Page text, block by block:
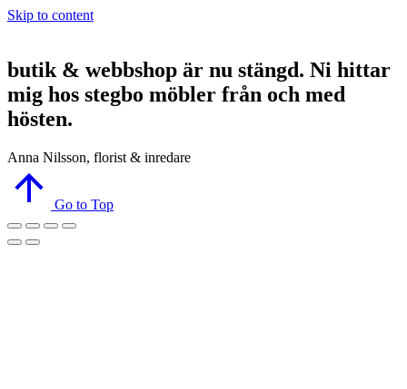
Skip to content
butik & webbshop är nu stängd. Ni hittar
mig hos stegbo möbler från och med
hösten.
Anna Nilsson, florist & inredare
Go to Top